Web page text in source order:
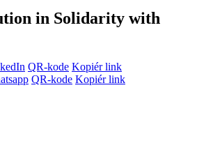
in Solidarity with
QR-kode Kopiér link
QR-kode Kopiér link